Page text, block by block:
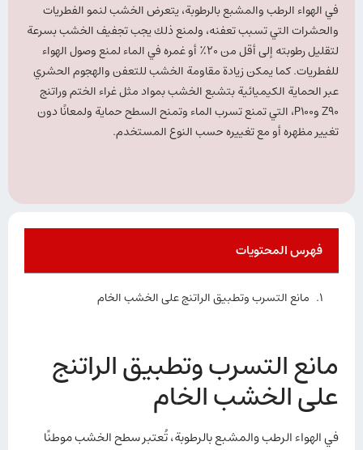
في الهواء الرطب والمشبع بالرطوبة، يتعرض الخشب لنمو الفطريات
والحشرات التي تسبب تعفنه، ولمنع ذلك يجب تجفيف الخشب بسرعة
لتقليل رطوبته إلى أقل من 20٪ أو غمره في الماء لمنع وصول الهواء
للفطريات. كما يمكن زيادة مقاومة الخشب للتعفن والهجوم الحشري
عبر الحماية الكيميائية بتشبع الخشب بمواد مثل غراء الختم وراتنج
Z90 وP100، التي تمنع تسرب الماء وتمنح السطح حماية ولمعانًا دون
تغيير مظهره أو مع تغييره حسب النوع المستخدم.
فهرس المحتويات
مانع التسرب وتطبيق الراتنج على الخشب الخام
مانع التسرب وتطبيق الراتنج
على الخشب الخام
في الهواء الرطب والمشبع بالرطوبة، تُعتبر سطح الخشب موطنًا